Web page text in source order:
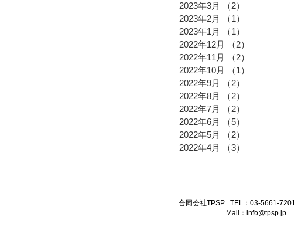
2023年3月
（2）
2023年2月
（1）
2023年1月
（1）
2022年12月
（2）
2022年11月
（2）
2022年10月
（1）
2022年9月
（2）
2022年8月
（2）
2022年7月
（2）
2022年6月
（5）
2022年5月
（2）
2022年4月
（3）
合同会社TPSP TEL：03-5661-7201
Mail： info@tpsp.jp